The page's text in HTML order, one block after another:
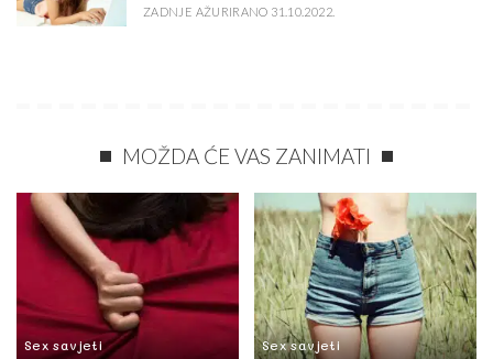
ZADNJE AŽURIRANO 31.10.2022.
MOŽDA ĆE VAS ZANIMATI
Sex savjeti Sex savjeti